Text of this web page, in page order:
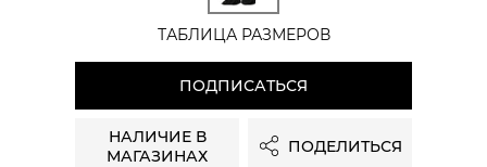
ТАБЛИЦА РАЗМЕРОВ
ПОДПИСАТЬСЯ
НАЛИЧИЕ В
МАГАЗИНАХ
ПОДЕЛИТЬСЯ